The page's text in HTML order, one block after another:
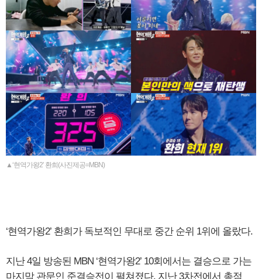
▲‘현역가왕2’ 환희(사진제공=MBN)
‘현역가왕2’ 환희가 독보적인 무대로 중간 순위 1위에 올랐다.
지난 4일 방송된 MBN ‘현역가왕2’ 10회에서는 결승으로 가는
마지막 관문인 준결승전이 펼쳐졌다. 지난 3차전에서 총점